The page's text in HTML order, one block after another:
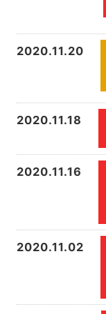
2020.11.20
2020.11.18
2020.11.16
2020.11.02